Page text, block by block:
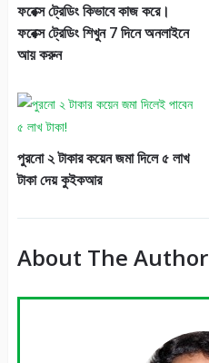
ফরেক্স ট্রেডিং কিভাবে কাজ করে।
ফরেক্স ট্রেডিং শিখুন 7 দিনে অনলাইনে
আয় করুন
পুরনো ২ টাকার কয়েন জমা দিলে ৫ লাখ
টাকা দেয় কুইকআর
About The Author